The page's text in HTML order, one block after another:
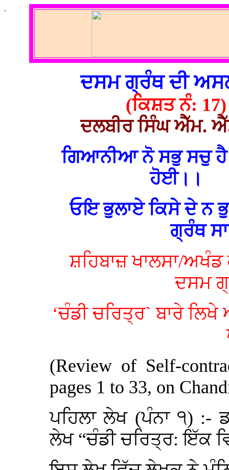
.
ਦਸਮ ਗ੍ਰੰਥ ਦੀ
(ਕਿਸ਼ਤ ਨੰ: 17)
ਦਲਬੀਰ ਸਿੰਘ ਐੱਮ.
ਗਿਆਨੀਆ ਨੋ ਸਭੁ ਸਚੁ ਹੈ
ਹੋਈ।।
ਓਇ ਭੁਲਾਏ ਕਿਸੇ ਦੇ ਨ
ਗ੍ਰੰਥ
ਸ਼ਹਿਬਾਜ਼ ਖਾਲਸਾ/
ਦਸਮ
‘ਚੰਡੀ ਚਰਿਤ੍ਰ` ਬਾਰੇ
(Review of Self-
pages 1 to 33, on
ਪਹਿਲਾ ਲੇਖ (ਪੰਨਾ ੧) :-
ਲੇਖ “ਚੰਡੀ ਚਰਿਤ੍ਰ: ਇੱਕ